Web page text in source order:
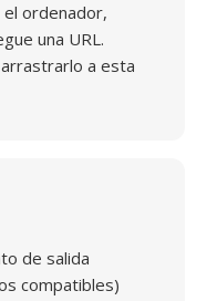
el ordenador,
una URL.
a esta
de salida
compatibles)